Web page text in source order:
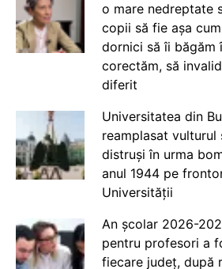
o mare nedreptate
copii să fie așa
dornici să îi băgăm
corectăm, să
diferit
Universitatea din
reamplasat
distruși în urma
anul 1944 pe
Universității
An școlar 2026-
pentru profesori a
fiecare județ, după